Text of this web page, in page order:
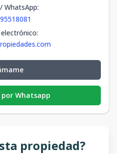
WhatsApp:
:
por Whatsapp
propiedad?